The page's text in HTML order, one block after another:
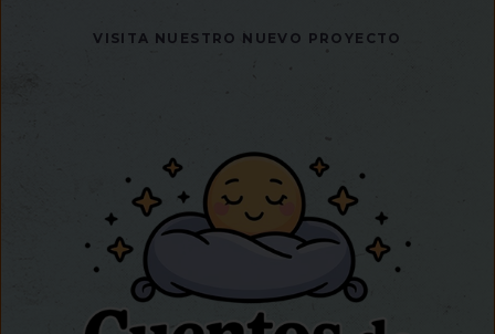
VISITA NUESTRO NUEVO PROYECTO